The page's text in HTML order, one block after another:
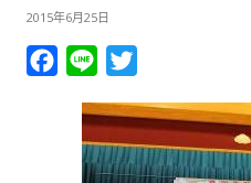
2015年6月25日
Facebook
Line